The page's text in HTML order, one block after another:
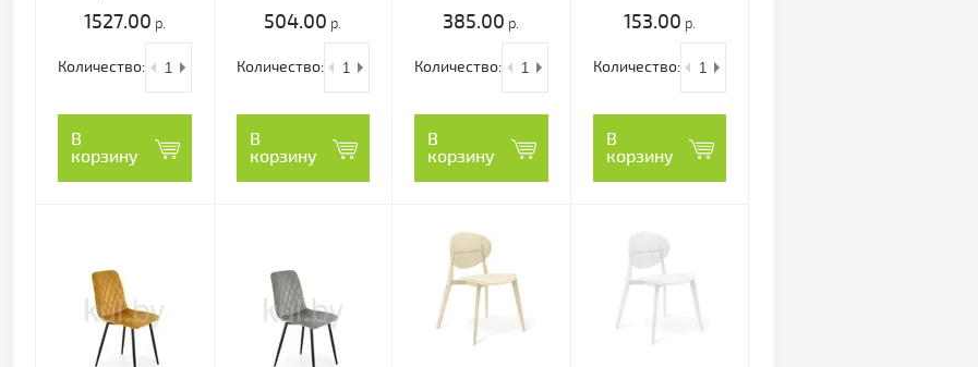
1527.00 р.
Количество:
В
корзину
504.00 р.
Количество:
В
корзину
385.00 р.
Количество:
В
корзину
153.00 р.
Количество:
В
корзину